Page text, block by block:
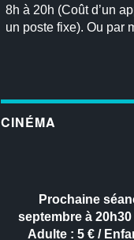
8h à 20h (Coût d’un
un poste fixe). Ou par
CINÉMA
Prochaine
septembre à 20h30
Adulte : 5 € /